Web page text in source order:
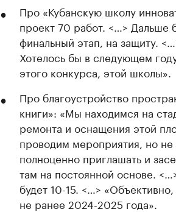
Про «Кубанскую школу
проект 70 работ. <…> Дальше
финальный этап, на защиту.
Хотелось бы в следующем
этого конкурса, этой школы».
Про благоустройство
книги»: «Мы находимся на
ремонта и оснащения этой
проводим мероприятия, но
полноценно приглашать и
там на постоянной основе.
будет 10-15. <…>
не ранее 2024-2025 года».